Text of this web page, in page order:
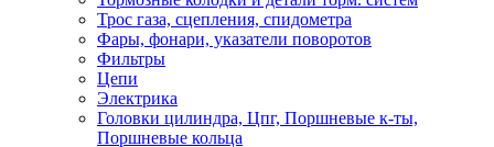
Трос газа, сцепления, спидометра
Фары, фонари, указатели поворотов
Фильтры
Цепи
Электрика
Головки цилиндра, Цпг, Поршневые к-ты,
Поршневые кольца